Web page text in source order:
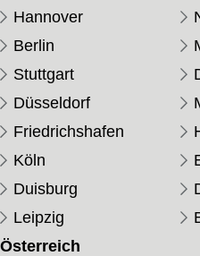
Hannover
Berlin
Stuttgart
Düsseldorf
Friedrichshafen
Köln
Duisburg
Leipzig
Österreich